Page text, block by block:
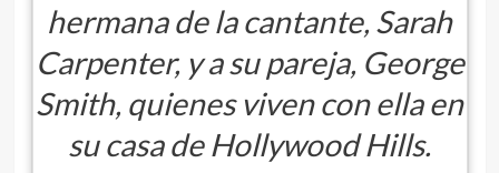
hermana de la cantante, Sarah
Carpenter, y a su pareja, George
Smith, quienes viven con ella en
su casa de Hollywood Hills.